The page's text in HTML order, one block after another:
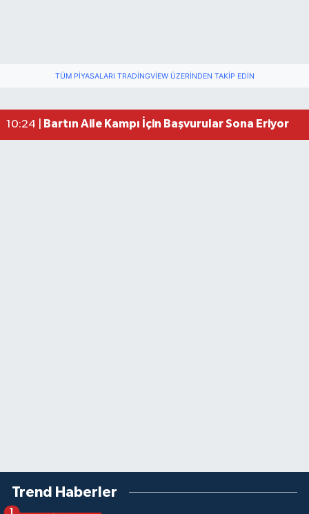
TÜM PIYASALARI TRADINGVIEW ÜZERINDEN TAKIP EDIN
10:24 | Bartın Aile Kampı İçin Başvurular Sona Eriyor
Trend Haberler